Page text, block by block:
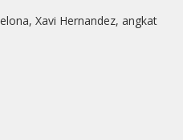
Xavi Hernandez, angkat